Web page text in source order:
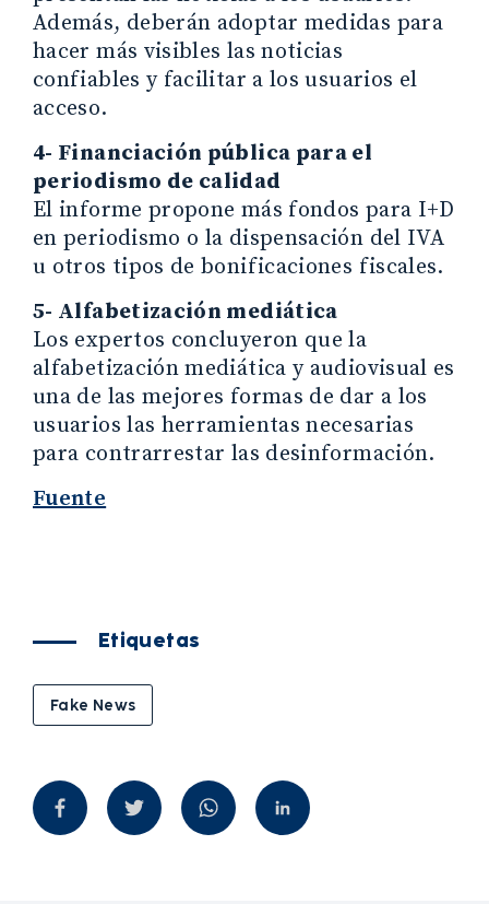
Además, deberán adoptar medidas para
hacer más visibles las noticias
confiables y facilitar a los usuarios el
acceso.
4- Financiación pública para el
periodismo de calidad
El informe propone más fondos para I+D
en periodismo o la dispensación del IVA
u otros tipos de bonificaciones fiscales.
5- Alfabetización mediática
Los expertos concluyeron que la
alfabetización mediática y audiovisual es
una de las mejores formas de dar a los
usuarios las herramientas necesarias
para contrarrestar las desinformación.
Fuente
Etiquetas
Fake News